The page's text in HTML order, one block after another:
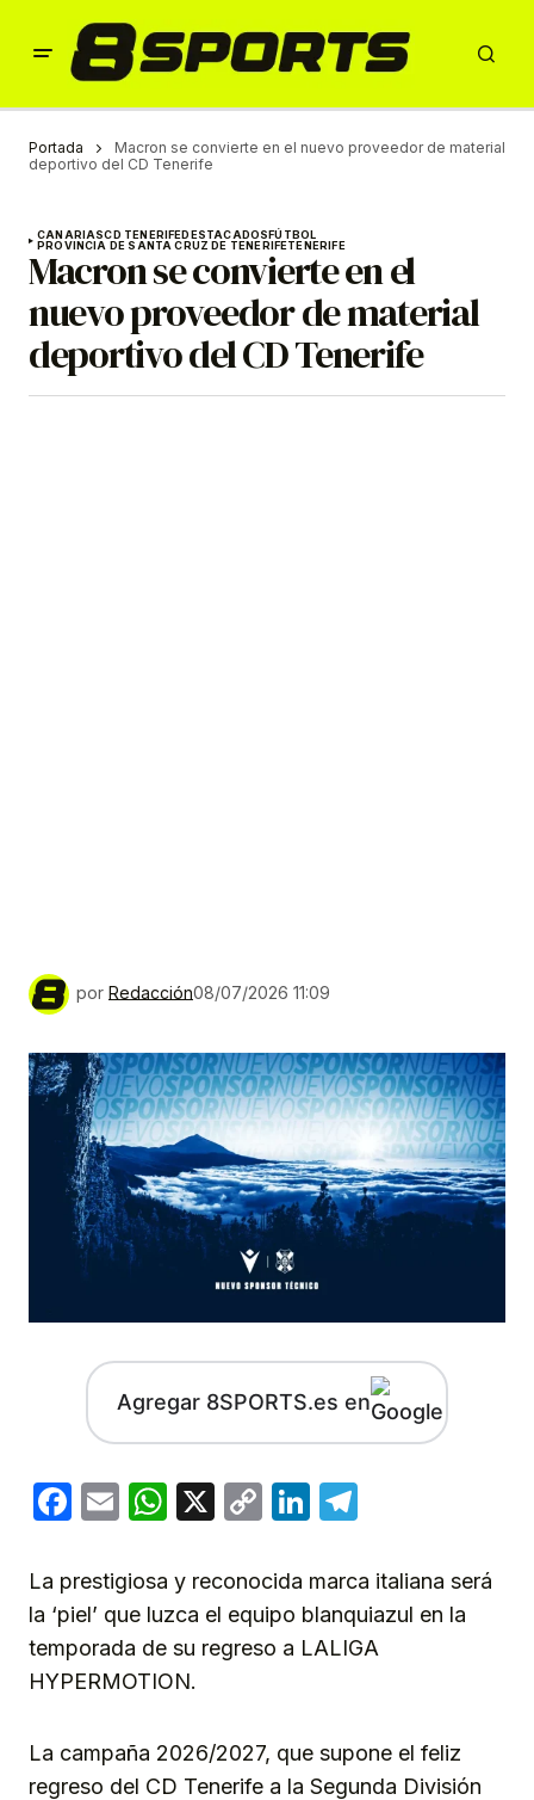
Portada
Macron se convierte en el nuevo proveedor de material
deportivo del CD Tenerife
CANARIASCD TENERIFEDESTACADOSFÚTBOL
PROVINCIA DE SANTA CRUZ DE TENERIFETENERIFE
Macron se convierte en el
nuevo proveedor de material
deportivo del CD Tenerife
por Redacción08/07/2026 11:09
Agregar 8SPORTS.es en
Facebook
EmailWhatsApp
X
CopyLinkedIn
La prestigiosa y reconocida marca italiana será
la ‘piel’ que luzca el equipo blanquiazul en la
temporada de su regreso a LALIGA
HYPERMOTION.
La campaña 2026/2027, que supone el feliz
regreso del CD Tenerife a la Segunda División